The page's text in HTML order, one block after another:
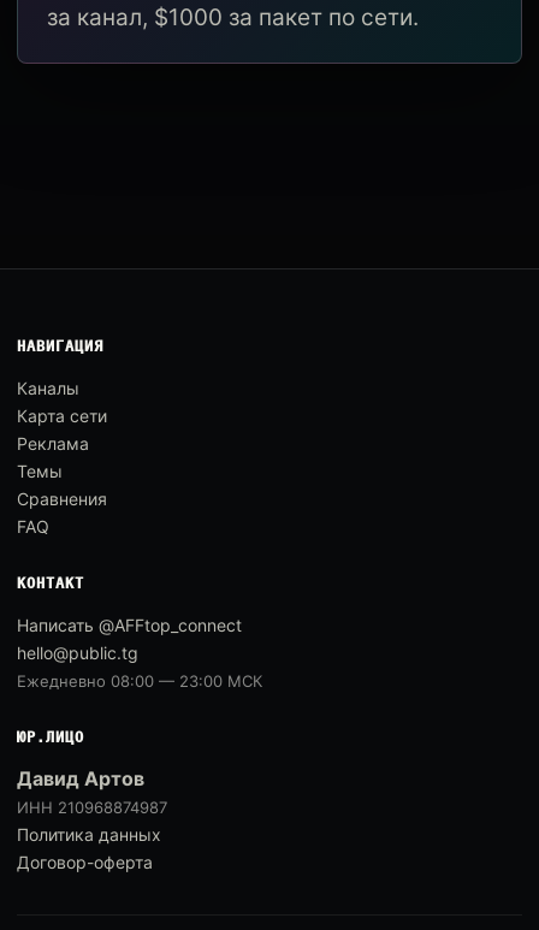
за канал, $1000 за пакет по сети.
НАВИГАЦИЯ
Каналы
Карта сети
Реклама
Темы
Сравнения
FAQ
КОНТАКТ
Написать @AFFtop_connect
hello@public.tg
Ежедневно 08:00 — 23:00 МСК
ЮР.ЛИЦО
Давид Артов
ИНН 210968874987
Политика данных
Договор-оферта